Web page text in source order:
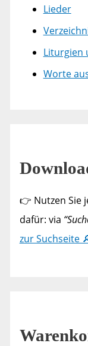
Lieder
Liturgien
Worte
👉 Nutzen Sie
dafür: via
zur Suchseite